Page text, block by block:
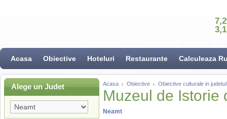
Acasa Obiective Hoteluri Restaurante Calculeaza
Alege un Judet Acasa Obiective Obiective culturale in
Muzeul de Istorie
Neamt